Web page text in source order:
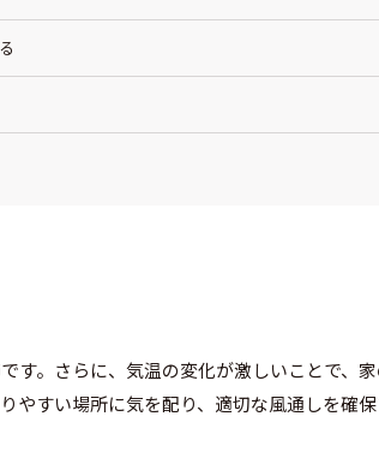
す。さらに、気温の変化が激しいことで、
やすい場所に気を配り、適切な風通しを確